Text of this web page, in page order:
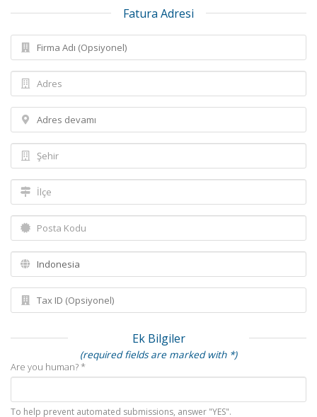
Fatura Adresi
Ek Bilgiler
(required fields are marked with *)
Are you human? *
To help prevent automated submissions, answer "YES".